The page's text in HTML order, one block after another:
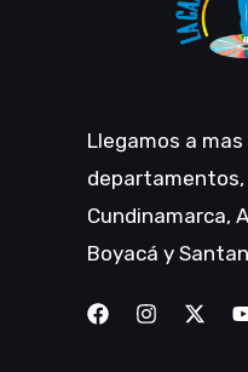
Llegamos a mas
departamentos,
Cundinamarca,
Boyacá y